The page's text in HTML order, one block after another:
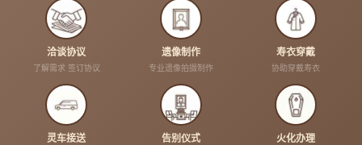
洽谈协议
了解需求 签订协议
遗像制作
专业遗像拍摄制作
寿衣穿戴
协助穿戴寿衣
灵车接送 告别仪式 火化办理